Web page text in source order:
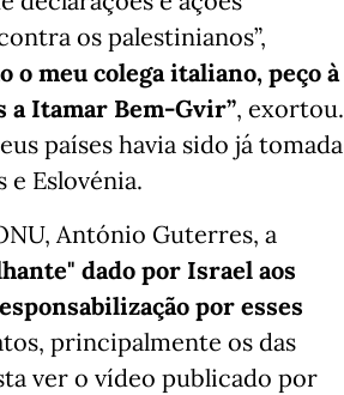
os palestinianos”,
o meu colega italiano, peço à
a Itamar Bem-Gvir”, exortou.
países havia sido já tomada
e Eslovénia.
António Guterres, a
dado por Israel aos
por esses
principalmente os das
ver o vídeo publicado por